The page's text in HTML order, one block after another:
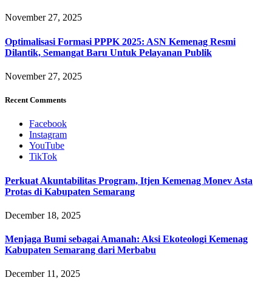
November 27, 2025
Optimalisasi Formasi PPPK 2025: ASN Kemenag Resmi
Dilantik, Semangat Baru Untuk Pelayanan Publik
November 27, 2025
Recent Comments
Facebook
Instagram
YouTube
TikTok
Perkuat Akuntabilitas Program, Itjen Kemenag Monev Asta
Protas di Kabupaten Semarang
December 18, 2025
Menjaga Bumi sebagai Amanah: Aksi Ekoteologi Kemenag
Kabupaten Semarang dari Merbabu
December 11, 2025